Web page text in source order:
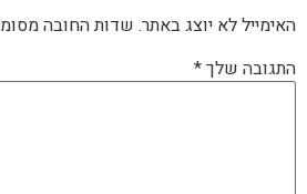
לא יוצג באתר.שדות החובה מסומנים
שלך*